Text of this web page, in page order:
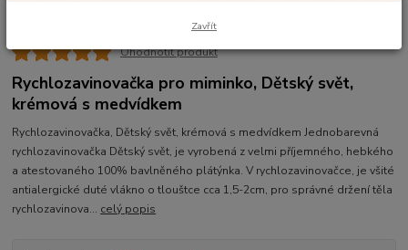
Ohodnotit produkt
Rychlozavinovačka pro miminko, Dětský svět,
krémová s medvídkem
Rychlozavinovačka, Dětský svět, krémová s medvídkem Jednobarevná
rychlozavinovačka Dětský svět, je vyrobená z velmi příjemného, hebkého
a atestovaného 100% bavlněného plátýnka. V rychlozavinovačce, je všité
antialergické duté vlákno o tlouštce cca 1,5-2cm, pro správné držení těla
rychlozavinova... celý popis
Zavřít